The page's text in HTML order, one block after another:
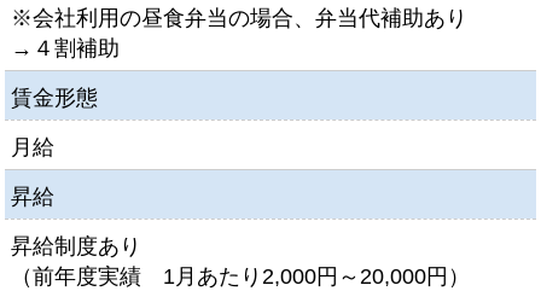
※会社利用の昼食弁当の場合、弁当代補助あり
→４割補助
賃金形態
月給
昇給
昇給制度あり
（前年度実績 1月あたり2,000円～20,000円）